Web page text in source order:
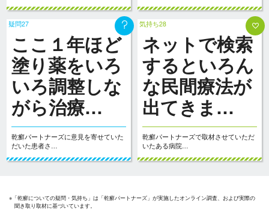
疑問27
ここ１年ほど
塗り薬をいろ
いろ調整しな
がら治療…
乾癬パートナーズに意見を寄せていた
だいた患者さ…
気持ち28
ネットで検索
するといろん
な民間療法が
出てきま…
乾癬パートナーズで取材させていただ
いたある病院…
※「乾癬についての疑問・気持ち」は「乾癬パートナーズ」が実施したオンライン調査、および実際の
聞き取り取材に基づいています。